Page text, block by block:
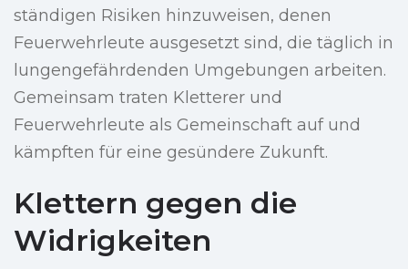
ständigen Risiken hinzuweisen, denen
Feuerwehrleute ausgesetzt sind, die täglich in
lungengefährdenden Umgebungen arbeiten.
Gemeinsam traten Kletterer und
Feuerwehrleute als Gemeinschaft auf und
kämpften für eine gesündere Zukunft.
Klettern gegen die
Widrigkeiten